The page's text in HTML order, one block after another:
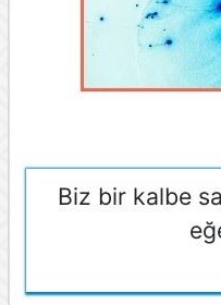
Biz bir kalbe